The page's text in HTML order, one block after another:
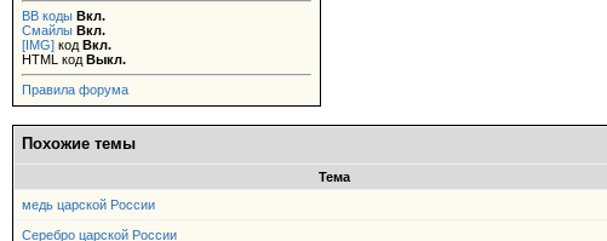
BB коды Вкл.
Смайлы Вкл.
[IMG] код Вкл.
HTML код Выкл.
Правила форума
Похожие темы
Тема
медь царской России
Серебро царской России